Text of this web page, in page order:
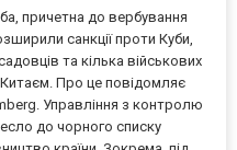
причетна до вербування
санкції проти Куби,
та кілька військових
Про це повідомляє
Управління з контролю
до чорного списку